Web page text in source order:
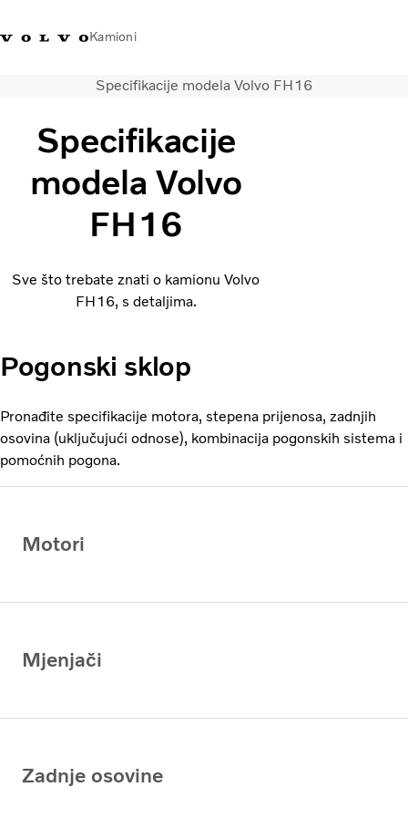
Kamioni
Volvo Trucks Bosna i
Prodavaonica Volvo Trucks
Prijava
Transportna rješenja
Kamioni
Vijesti
Kontaktirajte nas
Specifikacije modela Volvo FH16
Specifikacije
modela Volvo
FH16
Sve što trebate znati o kamionu Volvo
FH16, s detaljima.
Pogonski sklop
Pronađite specifikacije motora, stepena prijenosa, zadnjih
osovina (uključujući odnose), kombinacija pogonskih sistema i
pomoćnih pogona.
Motori
Mjenjači
Zadnje osovine